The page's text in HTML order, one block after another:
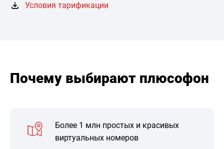
Условия тарификации
Почему выбирают плюсофон
Более 1 млн простых и красивых
виртуальных номеров